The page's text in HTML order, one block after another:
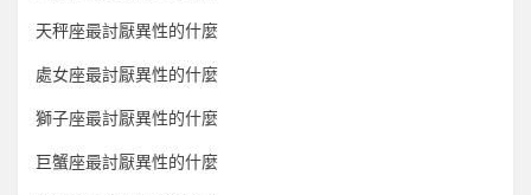
天秤座最討厭異性的什麼
處女座最討厭異性的什麼
獅子座最討厭異性的什麼
巨蟹座最討厭異性的什麼